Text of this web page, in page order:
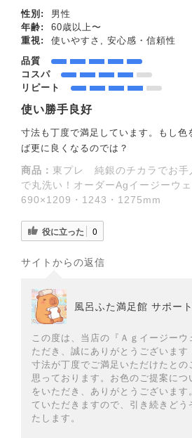
性別:
男性
年齢:
60歳以上〜
重視:
使いやすさ, 安心感・信頼性
品質
コスパ
リピート
使い勝手良好
寸法も丁度で満足しています。もし色
ば更に良くなるのでは？
商品： 東プレ 純銀のチカラでお手
で丸洗い！オーダーAgイージーウ
690×1209・1243・1275mm
役に立った 0
サイトからの返信
風呂ふた満足館 サポー
この度は、当店の『Ａｇイージーウ
ただき、誠にありがとうございます
寸法が丁度でご満足いただけたとの
思っております。お色のご提案につ
をいただき、ありがとうございます
ていただきますので、引き続きどう
たします。